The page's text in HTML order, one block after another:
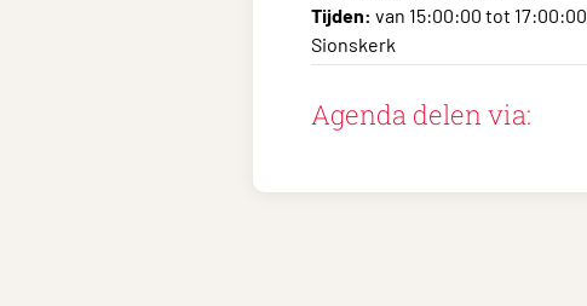
Tijden: van 15:00:00 tot 17:00:00
Sionskerk
Agenda delen via: